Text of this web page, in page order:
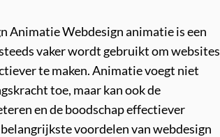
Animatie Webdesign animatie is een
vaker wordt gebruikt om websites
te maken. Animatie voegt niet
toe, maar kan ook de
en de boodschap effectiever
voordelen van webdesign